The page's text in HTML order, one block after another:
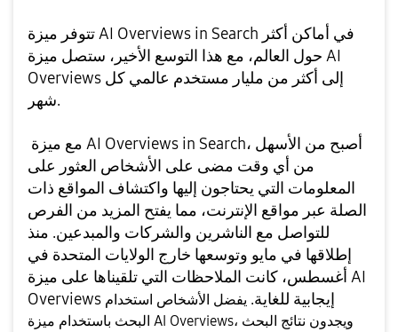
تتوفر ميزة AI Overviews in Search في أماكن أكثر
حول العالم، مع هذا التوسع الأخير، ستصل ميزة AI
Overviews إلى أكثر من مليار مستخدم عالمي كل
شهر.
من أي وقت مضى على الأشخاص العثور على
المعلومات التي يحتاجون إليها واكتشاف المواقع ذات
الصلة عبر مواقع الإنترنت، مما يفتح المزيد من الفرص
للتواصل مع الناشرين والشركات والمبدعين. منذ
إطلاقها في مايو وتوسعها خارج الولايات المتحدة في
أغسطس، كانت الملاحظات التي تلقيناها على ميزة AI
Overviews إيجابية للغاية. يفضل الأشخاص استخدام
البحث باستخدام ميزة AI Overviews، ويجدون نتائج البحث